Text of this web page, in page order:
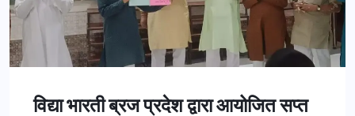
विद्या भारती ब्रज प्रदेश द्वारा आयोजित सप्त